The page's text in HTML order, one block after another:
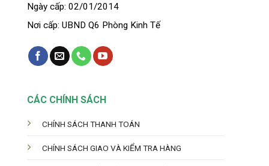
Ngày cấp: 02/01/2014
Nơi cấp: UBND Q6 Phòng Kinh Tế
CÁC CHÍNH SÁCH
CHÍNH SÁCH THANH TOÁN
CHÍNH SÁCH GIAO VÀ KIỂM TRA HÀNG